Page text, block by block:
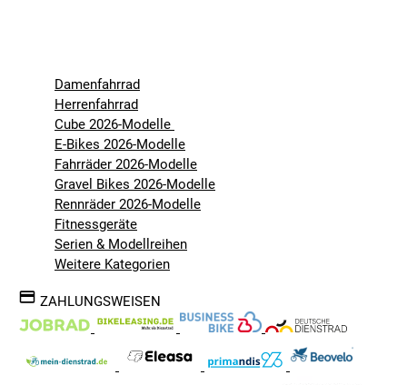
Damenfahrrad
Herrenfahrrad
Cube 2026-Modelle
E-Bikes 2026-Modelle
Fahrräder 2026-Modelle
Gravel Bikes 2026-Modelle
Rennräder 2026-Modelle
Fitnessgeräte
Serien & Modellreihen
Weitere Kategorien
ZAHLUNGSWEISEN